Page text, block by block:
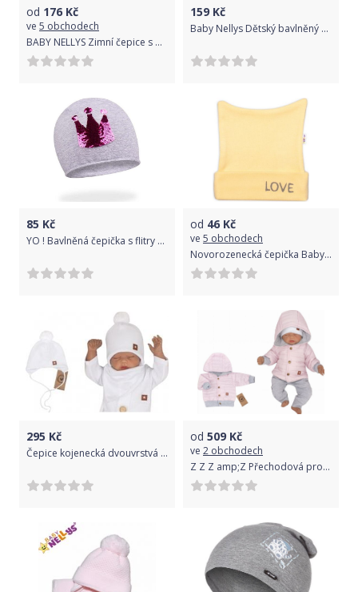
od 176 Kč
ve 5 obchodech
BABY NELLYS Zimní čepice s bambulí a šálou - šedá s kamínky
159 Kč
Baby Nellys Dětský bavlněný šátek s kšiltem na zavazování, meloun - růžová
85 Kč
YO ! Bavlněná čepička s flitry YO ! Korunka - sv. šedá 46/48 čepičky obvod
od 46 Kč
ve 5 obchodech
Novorozenecká čepička Baby Nellys, Love - žlutá
295 Kč
Čepice kojenecká dvouvrstvá - BAMBULKA bílá - vel.68
od 509 Kč
ve 2 obchodech
Z Z Z amp;Z Přechodová prošívaná bundička s kapucí - růžová